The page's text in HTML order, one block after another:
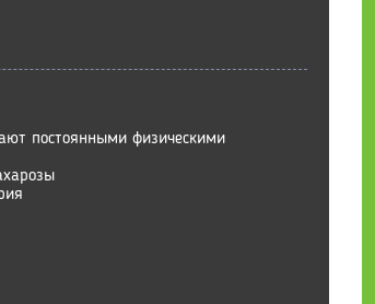
постоянными физическими